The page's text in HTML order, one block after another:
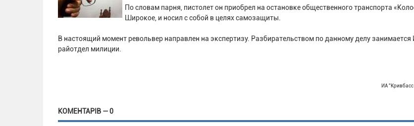
По словам парня, пистолет он приобрел на остановке общественного транспорта
Широкое, и носил с собой в целях самозащиты.
В настоящий момент револьвер направлен на экспертизу. Разбирательством по данному делу занимается
райотдел милиции.
ИА
КОМЕНТАРІВ — 0